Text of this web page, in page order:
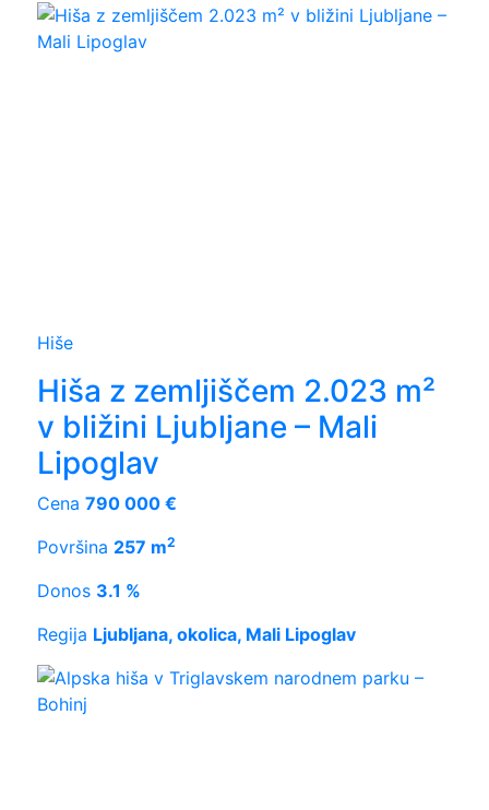
Hiše
Hiša z zemljiščem 2.023 m²
v bližini Ljubljane – Mali
Lipoglav
Cena 790 000 €
Površina 257 m2
Donos 3.1 %
Regija Ljubljana, okolica, Mali Lipoglav